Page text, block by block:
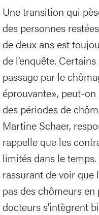
Une transition qui
des personnes
de deux ans est
de l’enquête.
passage par le
éprouvante», peut-
des périodes de
Martine Schaer,
rappelle que les
limités dans le temps.
rassurant de voir
pas des chômeurs
docteurs s’intègrent